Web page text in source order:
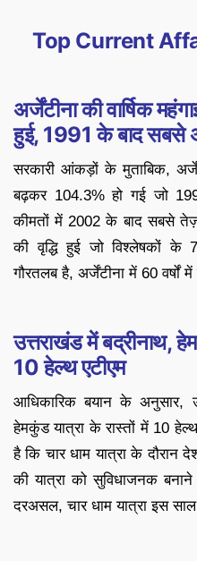
Top Current
अर्जेंटीना की वार्षिक
हुई, 1991 के बाद सबसे
सरकारी आंकड़ों के मुताबिक,
बढ़कर 104.3% हो गई जो
कीमतों में 2002 के बाद सबसे
की वृद्धि हुई जो विश्लेषकों के
गौरतलब है, अर्जेंटीना में 60
उत्तराखंड में बद्रीनाथ,
10 हेल्थ एटीएम
आधिकारिक बयान के अनुसार,
हेमकुंड यात्रा के रास्तों में 10
है कि चार धाम यात्रा के
की यात्रा को सुविधाजनक
दरअसल, चार धाम यात्रा इस